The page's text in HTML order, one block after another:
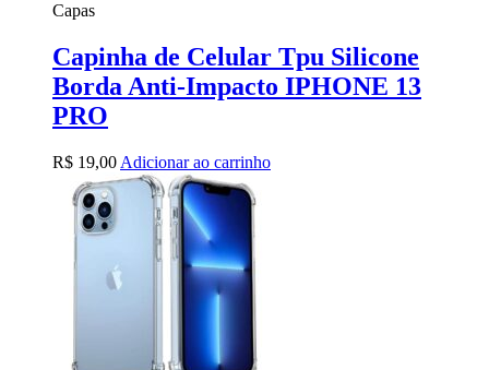
Capas
Capinha de Celular Tpu Silicone
Borda Anti-Impacto IPHONE 13
PRO
R$ 19,00 Adicionar ao carrinho